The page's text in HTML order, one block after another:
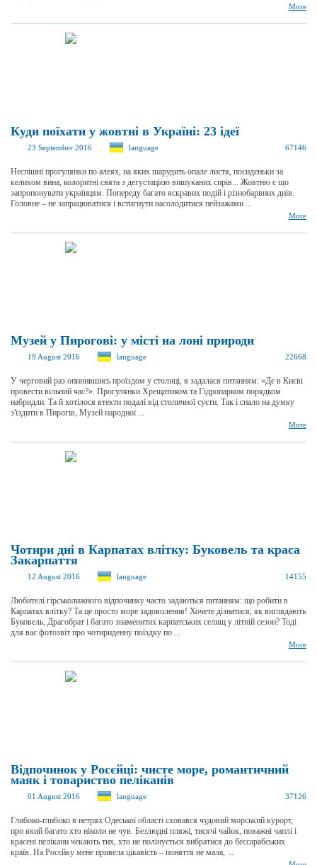
More
Куди поїхати у жовтні в Україні: 23 ідеї
23 September 2016 language 67146
Неспішні прогулянки по алеях, на яких шарудить опале листя, посиденьки за
келихом вина, колоритні свята з дегустацією вишуканих сирів... Жовтню є що
запропонувати українцям. Попереду багато яскравих подій і різнобарвних днів.
Головне – не запрацюватися і встигнути насолодитися пейзажами ...
More
Музей у Пирогові: у місті на лоні природи
19 August 2016 language 22668
У черговий раз опинившись проїздом у столиці, я задалася питанням: «Де в Києві
провести вільний час?». Прогулянки Хрещатиком та Гідропарком порядком
набридли. Та й хотілося втекти подалі від столичної суєти. Так і спало на думку
з'їздити в Пирогів, Музей народної ...
More
Чотири дні в Карпатах влітку: Буковель та краса
Закарпаття
12 August 2016 language 14155
Любителі гірськолижного відпочинку часто задаються питанням: що робити в
Карпатах влітку? Та це просто море задоволення! Хочете дізнатися, як виглядають
Буковель, Драгобрат і багато знаменитих карпатських селищ у літній сезон? Тоді
для вас фотозвіт про чотириденну поїздку по ...
More
Відпочинок у Росєйці: чисте море, романтичний
маяк і товариство пеліканів
01 August 2016 language 37126
Глибоко-глибоко в нетрях Одеської області сховався чудовий морський курорт,
про який багато хто ніколи не чув. Безлюдні пляжі, тисячі чайок, поважні чаплі і
красені пелікани чекають тих, хто не полінується вибратися до бессарабських
країв. На Росєйку мене привела цікавість – поняття не мала, ...